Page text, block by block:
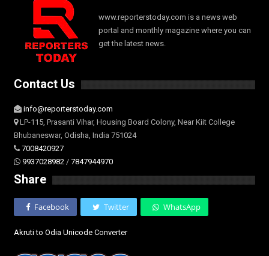
www.reporterstoday.com is a news web
portal and monthly magazine where you can
get the latest news.
Contact Us
info@reporterstoday.com
LP-115, Prasanti Vihar, Housing Board Colony, Near Kiit College
Bhubaneswar, Odisha, India 751024
7008420927
9937028982 / 7847944970
Share
Facebook Twitter WhatsApp
Akruti to Odia Unicode Converter